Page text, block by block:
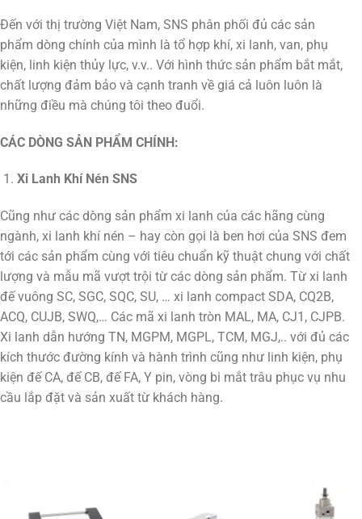
Đến với thị trường Việt Nam, SNS phân phối đủ các sản
phẩm dòng chính của mình là tổ hợp khí, xi lanh, van, phụ
kiện, linh kiện thủy lực, v.v.. Với hình thức sản phẩm bắt mắt,
chất lượng đảm bảo và cạnh tranh về giá cả luôn luôn là
những điều mà chúng tôi theo đuổi.
CÁC DÒNG SẢN PHẨM CHÍNH:
Xi Lanh Khí Nén SNS
Cũng như các dòng sản phẩm xi lanh của các hãng cùng
ngành, xi lanh khí nén – hay còn gọi là ben hơi của SNS đem
tới các sản phẩm cùng với tiêu chuẩn kỹ thuật chung với chất
lượng và mẫu mã vượt trội từ các dòng sản phẩm. Từ xi lanh
đế vuông SC, SGC, SQC, SU, … xi lanh compact SDA, CQ2B,
ACQ, CUJB, SWQ,… Các mã xi lanh tròn MAL, MA, CJ1, CJPB.
Xi lanh dẫn hướng TN, MGPM, MGPL, TCM, MGJ,.. với đủ các
kích thước đường kính và hành trình cũng như linh kiện, phụ
kiện đế CA, đế CB, đế FA, Y pin, vòng bi mắt trâu phục vụ nhu
cầu lắp đặt và sản xuất từ khách hàng.